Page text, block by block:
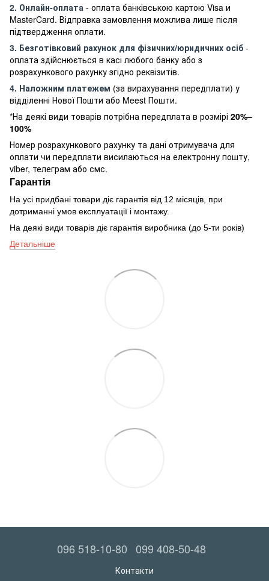
2. Онлайн-оплата - оплата банківською картою Visa и
MasterCard. Відправка замовлення можлива лише після
підтвердження оплати.
3. Безготівковий рахунок для фізичних/юридичних осіб -
оплата здійснюється в касі любого банку або з
розрахункового рахунку згідно реквізитів.
4. Наложним платежем (за вирахування передплати) у
відділенні Нової Пошти або Meest Пошти.
*На деякі види товарів потрібна передплата в розмірі 20%–
100%
Номер розрахункового рахунку та дані отримувача для
оплати чи передплати висилаються на електронну пошту,
viber, телеграм або смс.
Гарантія
На усі придбані товари діє гарантія від 12 місяців, при
дотриманні умов експлуатації і монтажу.
На деякі види товарів діє гарантія виробника (до 5-ти років)
Детальніше
096 518-10-80 099 408-50-48
Контакти